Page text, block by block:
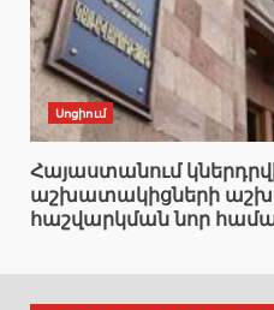
Սոցիում
Հայաստանում
աշխատակիցների
հաշվարկման նոր